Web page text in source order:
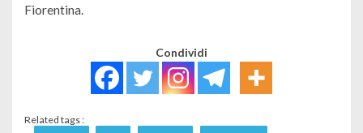
Fiorentina.
Condividi
Related tags :